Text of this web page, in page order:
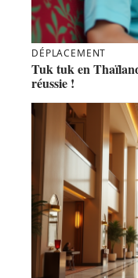
DÉPLACEMENT
Tuk tuk en
réussie !